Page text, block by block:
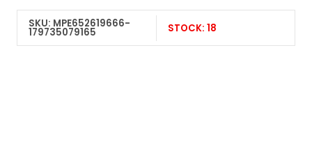
SKU: MPE652619666-
179735079165 STOCK: 18